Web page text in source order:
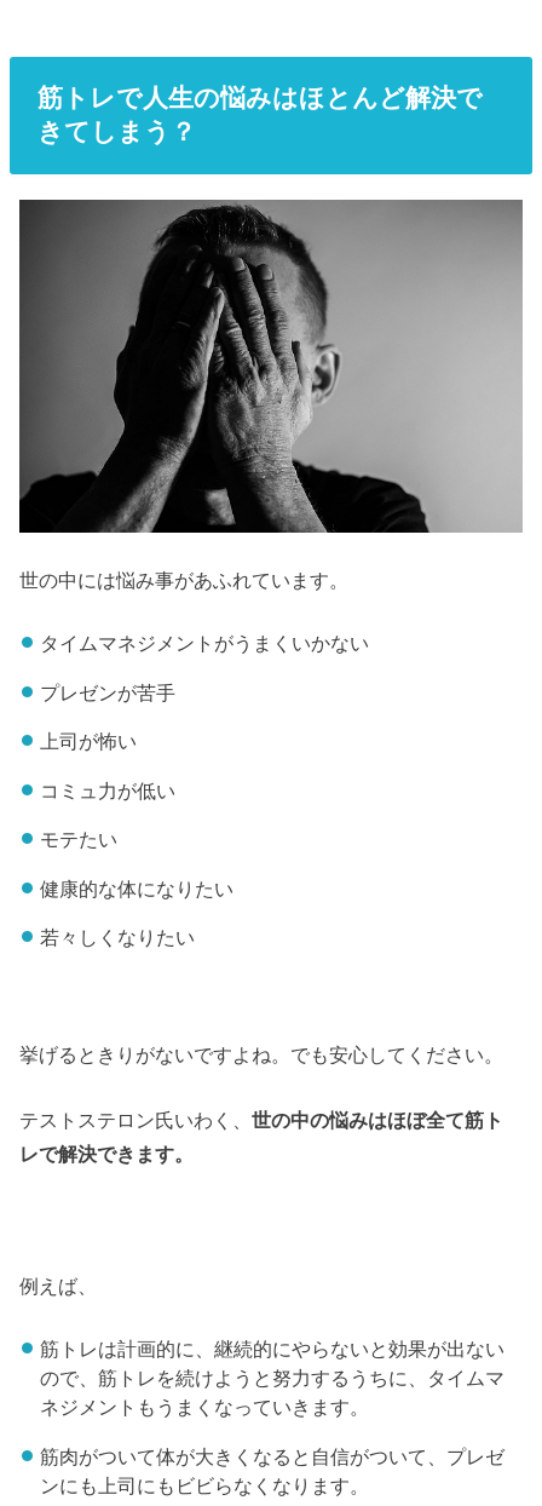
筋トレで人生の悩みはほとんど解決で
きてしまう？
世の中には悩み事があふれています。
タイムマネジメントがうまくいかない
プレゼンが苦手
上司が怖い
コミュ力が低い
モテたい
健康的な体になりたい
若々しくなりたい
挙げるときりがないですよね。でも安心してください。
テストステロン氏いわく、世の中の悩みはほぼ全て筋ト
レで解決できます。
例えば、
筋トレは計画的に、継続的にやらないと効果が出ない
ので、筋トレを続けようと努力するうちに、タイムマ
ネジメントもうまくなっていきます。
筋肉がついて体が大きくなると自信がついて、プレゼ
ンにも上司にもビビらなくなります。